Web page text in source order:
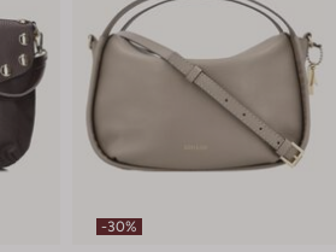
-30%